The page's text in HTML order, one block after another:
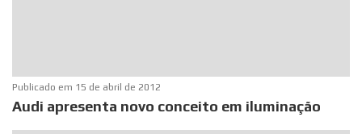
Publicado em 15 de abril de 2012
Audi apresenta novo conceito em iluminação